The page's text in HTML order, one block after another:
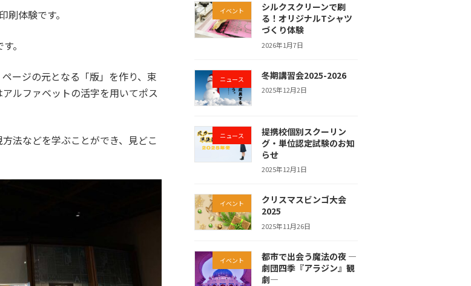
体験です。
。
ージの元となる「版」を作り、束
ルファベットの活字を用いてポス
法などを学ぶことができ、見どこ
イベント
シルクスクリーンで刷
る！オリジナルTシャツ
づくり体験
2026年1月7日
ニュース 冬期講習会2025-2026
2025年12月2日
ニュース
提携校個別スクーリン
グ・単位認定試験のお知
らせ
2025年12月1日
イベント
クリスマスビンゴ大会
2025
2025年11月26日
イベント
都市で出会う魔法の夜 ―
劇団四季『アラジン』観
劇―